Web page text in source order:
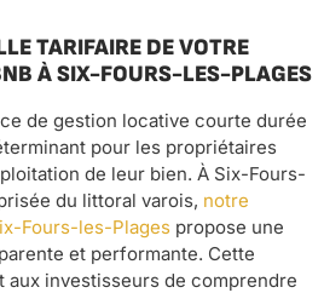
TARIFAIRE DE VOTRE
À SIX-FOURS-LES-PLAGES
de gestion locative courte durée
pour les propriétaires
de leur bien. À Six-Fours-
du littoral varois, notre
Fours-les-Plages propose une
et performante. Cette
investisseurs de comprendre